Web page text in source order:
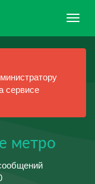
сервисе
метро